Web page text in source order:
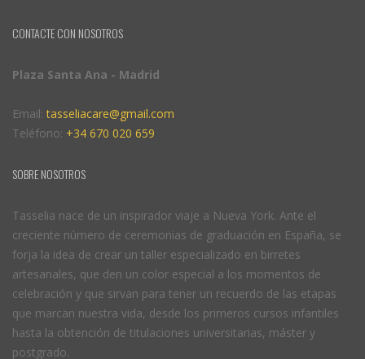
CONTACTE CON NOSOTROS
Plaza Santa Ana - Madrid
Email:tasseliacare@gmail.com
Teléfono: +34 670 020 659
SOBRE NOSOTROS
Tasselia nace de un inspirador viaje a Nueva York. Ante el
creciente número de ceremonias de graduación en España, se
forja la idea de crear un taller especializado en birretes
artesanales, que den un color especial a los momentos de
celebración y que sirvan para tener un recuerdo de las etapas
que marcan nuestra vida, desde los primeros cursos infantiles
hasta la obtención de titulaciones universitarias, máster y
postgrado.